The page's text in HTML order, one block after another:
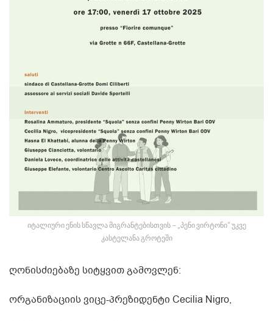
იტალიური ენის სწავლა მიგრანტებისთვის – „პენი ვირტონი“ უკვე
კასტელანა გროტეში
ღონისძიებაზე სიტყვით გამოვლენ:
ორგანიზაციის ვიცე-პრეზიდენტი Cecilia Nigro,